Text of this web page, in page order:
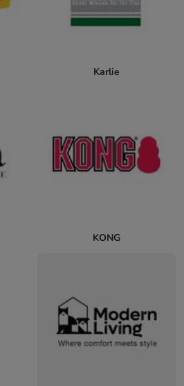
Karlie
KONG